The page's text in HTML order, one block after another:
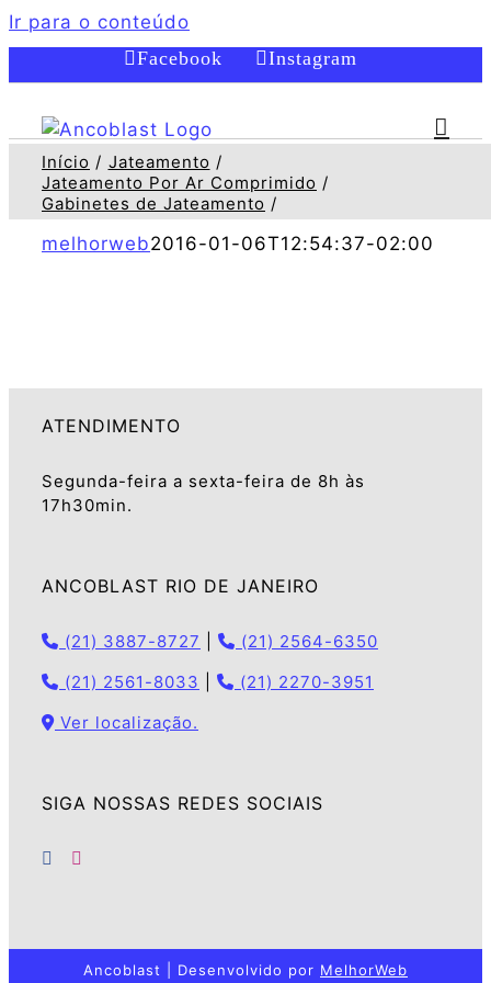
Ir para o conteúdo
Facebook
Instagram
Início
Jateamento
Jateamento Por Ar Comprimido
Gabinetes de Jateamento
melhorweb2016-01-06T12:54:37-02:00
ATENDIMENTO
Segunda-feira a sexta-feira de 8h às
17h30min.
ANCOBLAST RIO DE JANEIRO
(21) 3887-8727
(21) 2564-6350
(21) 2561-8033
(21) 2270-3951
Ver localização.
SIGA NOSSAS REDES SOCIAIS
Ancoblast | Desenvolvido por MelhorWeb